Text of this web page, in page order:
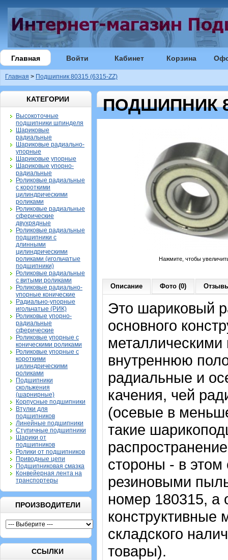
Главная Войти Кабинет Корзина
Главная > Подшипник 80315 (6315-ZZ)
КАТЕГОРИИ
Высокоточные
подшипники шпинделя
Шариковые
радиальные
Шариковые радиально-
упорные
Шариковые упорные
Шариковые упорно-
радиальные
Роликовые радиальные
с короткими
цилиндрическими
роликами
Роликовые радиальные
сферические
двухрядные
Роликовые радиальные
подшипники с
длинными
цилиндрическими
роликами (игольчатые
подшипники)
Роликовые радиальные
с витыми роликами
Роликовые радиально-
упорные конические
Радиально-упорные
игольчатые (РИК)
Роликовые упорно-
радиальные
сферические
Роликовые упорные с
коническими роликами
Роликовые упорные с
короткими
цилиндрическими
роликами
Подшипники
скольжения
(шарнирные)
Корпусные подшипники
Втулки для
подшипников
Линейные подшипники
Ступичные подшипники
Шарики от
подшипников
Ролики от подшипников
Приводные цепи
Подшипниковая смазка
Конвейерная лента на
транспортеры
ПРОИЗВОДИТЕЛИ
ССЫЛКИ
ПОДШИПНИК
Нажмите, чтобы
Описание Фото (0)
Это шариковый
основного
внутреннюю
радиальные и
качения, чей
(осевые в
такие
стороны - в
резиновыми
номер 180315, а
конструктивные
складского
товары).